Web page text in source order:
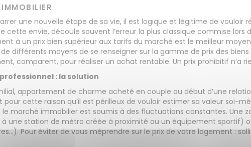
une nouvelle étape de sa vie, il est logique et légitime de
cette envie, découle souvent l’erreur la plus classique commise lors
à un prix bien supérieur aux tarifs du marché est le meilleur moyen
différents moyens de se renseigner sur la gamme de prix des
comparent, pour réaliser un achat rentable. Un prix prohibitif n’a
: la solution
appartement de charme acheté en couple au début d’une
pour cette raison qu’il est périlleux de vouloir estimer sa valeur soi-
le marché immobilier est soumis à des fluctuations constantes. Une
une station de métro créée à proximité ou un équipement sportif)
Pour éviter de vous méprendre sur le prix de votre logement :